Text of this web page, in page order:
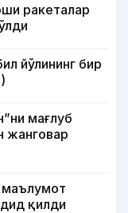
ракеталар
йўлининг бир
мағлуб
жанговар
қилди